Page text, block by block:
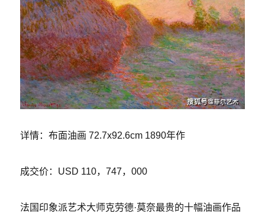
详情：布面油画 72.7x92.6cm 1890年作
成交价：USD 110，747，000
法国印象派艺术大师克劳德·莫奈最贵的十幅油画作品